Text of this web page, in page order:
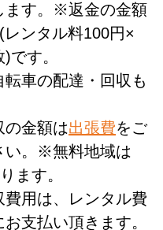
ます。※返金の金額
ンタル料100円×
です。
転車の配達・回収も
の金額は出張費をご
い。※無料地域は
ます。
費用は、レンタル費
支払い頂きます。